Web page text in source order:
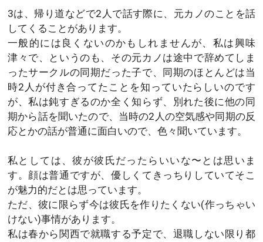
3は、帰り道などで2人で話す際に、元カノのことを話
してくることがあります。
一般的には良くないのかもしれませんが、私は興味
津々で、というのも、その元カノは途中で辞めてしま
ったサークルの同期だった子で、同期のほとんどは当
時2人が付き合ってたことを知っていたらしいのです
が、私は鈍すぎるのか全く知らず、別れた後に他の同
期から話を聞いたので、当時の2人の空気感や同期の反
応とかの話が普通に面白いので、色々聞いています。
私としては、彼が彼氏だったらいいな〜とは思いま
す。顔は普通ですが、優しくてきっちりしていてそこ
が魅力的だとは思っています。
ただ、彼に限らず今は彼氏を作りたくない(作っちゃい
けない)事情があります。
私は春から関西で就職する予定で、退職しない限り都